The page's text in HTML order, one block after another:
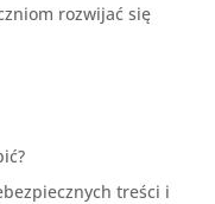
rozwijać się
treści i